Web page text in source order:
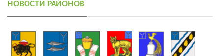
НОВОСТИ РАЙОНОВ